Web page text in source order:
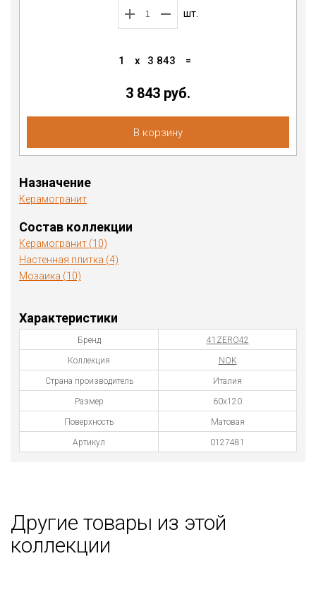
шт.
1 x 3 843 =
3 843 руб.
В корзину
Назначение
Керамогранит
Состав коллекции
Керамогранит (10)
Настенная плитка (4)
Мозаика (10)
Характеристики
Бренд 41ZERO42
Коллекция NOK
Страна производитель Италия
Размер 60x120
Поверхность Матовая
Артикул 0127481
Другие товары из этой
коллекции